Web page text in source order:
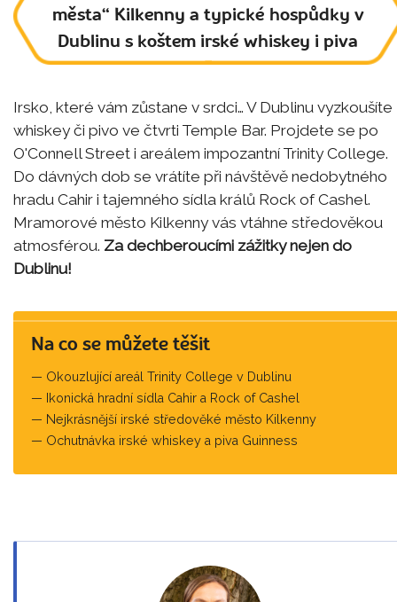
města“ Kilkenny a typické hospůdky v
Dublinu s koštem irské whiskey i piva
Irsko, které vám zůstane v srdci… V Dublinu vyzkoušíte
whiskey či pivo ve čtvrti Temple Bar. Projdete se po
O'Connell Street i areálem impozantní Trinity College.
Do dávných dob se vrátíte při návštěvě nedobytného
hradu Cahir i tajemného sídla králů Rock of Cashel.
Mramorové město Kilkenny vás vtáhne středověkou
atmosférou. Za dechberoucími zážitky nejen do
Dublinu!
Na co se můžete těšit
Okouzlující areál Trinity College v Dublinu
Ikonická hradní sídla Cahir a Rock of Cashel
Nejkrásnější irské středověké město Kilkenny
Ochutnávka irské whiskey a piva Guinness